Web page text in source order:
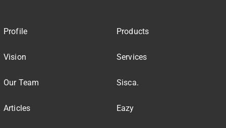
Profile
Vision
Our Team
Articles
Products
Services
Sisca.
Eazy